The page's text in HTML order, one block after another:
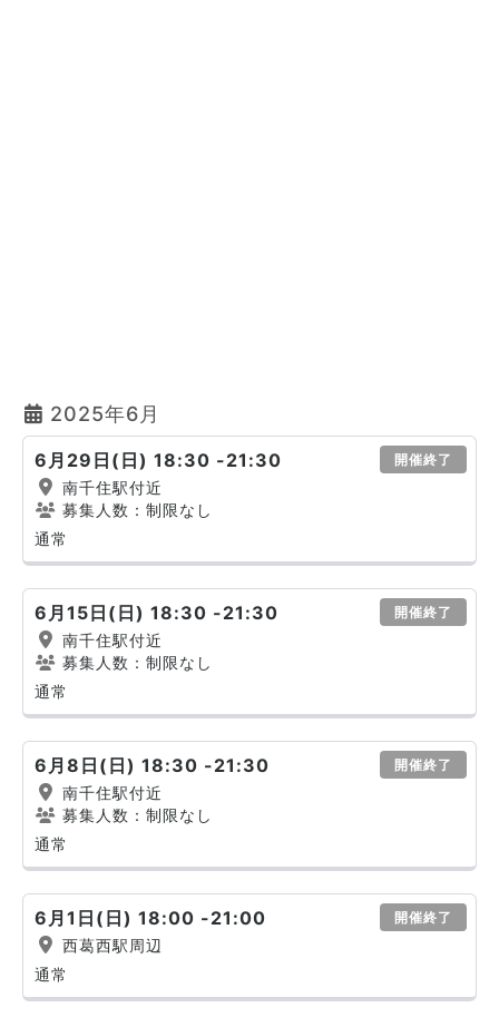
2025年6月
6月29日(日) 18:30 -21:30 開催終了
南千住駅付近
募集人数：制限なし
通常
6月15日(日) 18:30 -21:30 開催終了
南千住駅付近
募集人数：制限なし
通常
6月8日(日) 18:30 -21:30 開催終了
南千住駅付近
募集人数：制限なし
通常
6月1日(日) 18:00 -21:00 開催終了
西葛西駅周辺
通常